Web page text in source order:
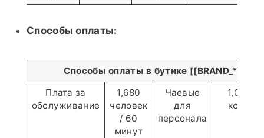
Способы оплаты:
Способы оплаты в бутике [[BRAND_*]]
Плата за
обслуживание
1,680
человек
/ 60
минут
Чаевые
для
персонала
1,000／